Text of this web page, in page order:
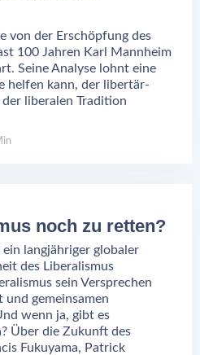
von der Erschöpfung des
100 Jahren Karl Mannheim
Seine Analyse lohnt eine
helfen kann, der libertär-
liberalen Tradition
noch zu retten?
langjähriger globaler
des Liberalismus
sein Versprechen
gemeinsamen
wenn ja, gibt es
Über die Zukunft des
Fukuyama, Patrick